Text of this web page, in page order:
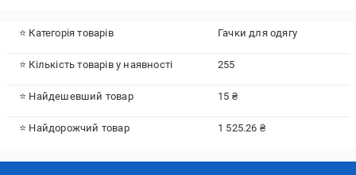
⭐ Категорія товарів Гачки для одягу
⭐ Кількість товарів у наявності 255
⭐ Найдешевший товар 15 ₴
⭐ Найдорожчий товар 1 525.26 ₴